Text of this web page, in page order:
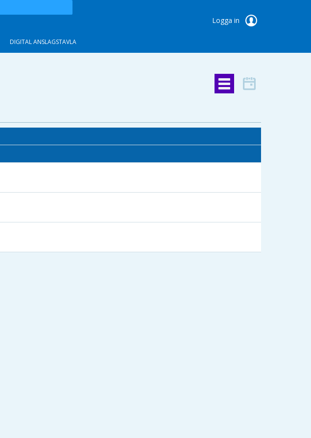
Logga in
DIGITAL ANSLAGSTAVLA